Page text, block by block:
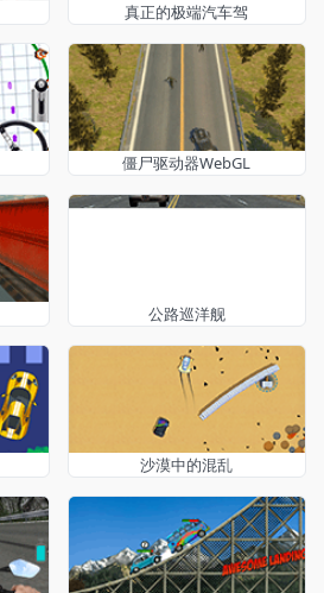
真正的极端汽车驾
僵尸驱动器WebGL
公路巡洋舰
沙漠中的混乱